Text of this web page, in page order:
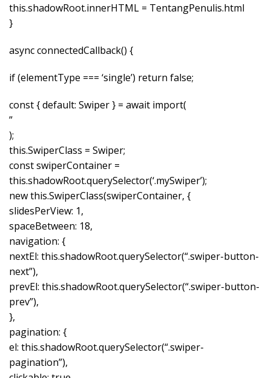
this.shadowRoot.innerHTML = TentangPenulis.html
}
async connectedCallback() {
if (elementType === ‘single’) return false;
const { default: Swiper } = await import(
”
);
this.SwiperClass = Swiper;
const swiperContainer =
this.shadowRoot.querySelector(‘.mySwiper’);
new this.SwiperClass(swiperContainer, {
slidesPerView: 1,
spaceBetween: 18,
navigation: {
nextEl: this.shadowRoot.querySelector(“.swiper-button-
next”),
prevEl: this.shadowRoot.querySelector(“.swiper-button-
prev”),
},
pagination: {
el: this.shadowRoot.querySelector(“.swiper-
pagination”),